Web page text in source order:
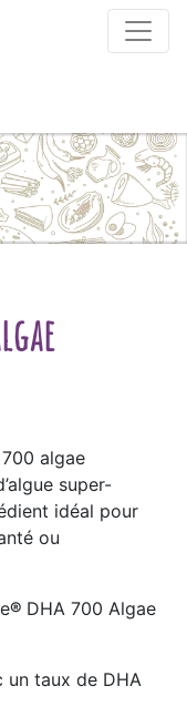
algae
super-
idéal pour
ou
® DHA 700 Algae
taux de DHA